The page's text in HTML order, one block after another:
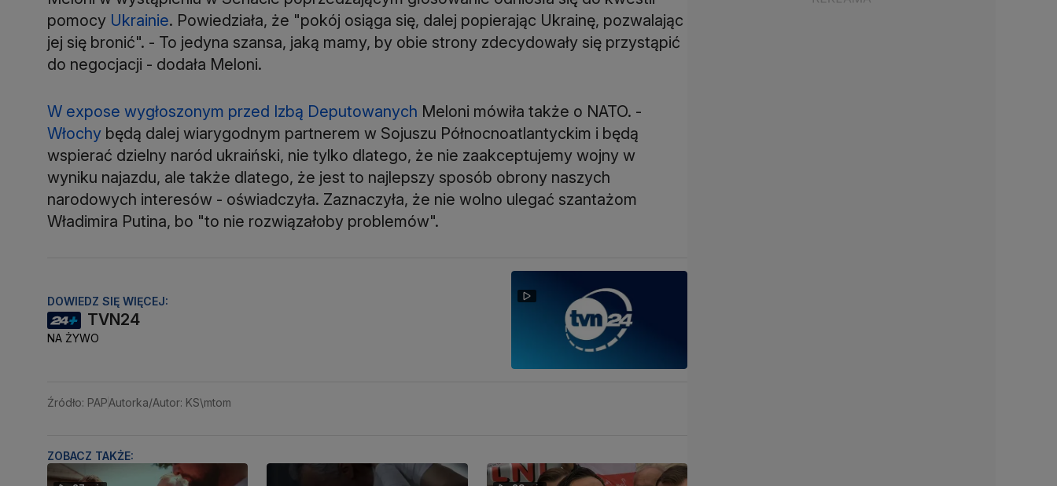
pomocy Ukrainie. Powiedziała, że "pokój osiąga się, dalej popierając Ukrainę, pozwalając
jej się bronić". - To jedyna szansa, jaką mamy, by obie strony zdecydowały się przystąpić
do negocjacji - dodała Meloni.
W expose wygłoszonym przed Izbą Deputowanych Meloni mówiła także o NATO. -
Włochy będą dalej wiarygodnym partnerem w Sojuszu Północnoatlantyckim i będą
wspierać dzielny naród ukraiński, nie tylko dlatego, że nie zaakceptujemy wojny w
wyniku najazdu, ale także dlatego, że jest to najlepszy sposób obrony naszych
narodowych interesów - oświadczyła. Zaznaczyła, że nie wolno ulegać szantażom
Władimira Putina, bo "to nie rozwiązałoby problemów".
DOWIEDZ SIĘ WIĘCEJ:
TVN24
NA ŻYWO
Źródło: PAPAutorka/Autor: KS\mtom
ZOBACZ TAKŻE: